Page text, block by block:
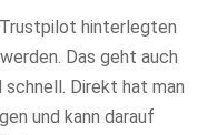
hinterlegten
Das geht auch
Direkt hat man
und kann darauf